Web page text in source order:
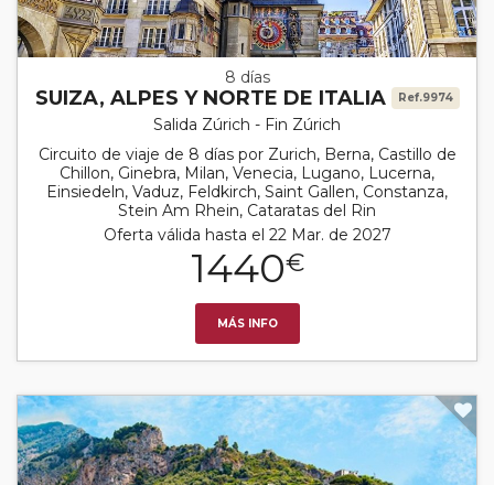
8 días
SUIZA, ALPES Y NORTE DE ITALIA Ref.9974
Salida Zúrich - Fin Zúrich
Circuito de viaje de 8 días por Zurich, Berna, Castillo de
Chillon, Ginebra, Milan, Venecia, Lugano, Lucerna,
Einsiedeln, Vaduz, Feldkirch, Saint Gallen, Constanza,
Stein Am Rhein, Cataratas del Rin
Oferta válida hasta el 22 Mar. de 2027
1440€
MÁS INFO